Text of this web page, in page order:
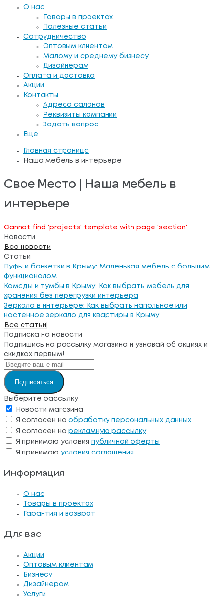
О нас
Товары в проектах
Полезные статьи
Сотрудничество
Оптовым клиентам
Малому и среднему бизнесу
Дизайнерам
Оплата и доставка
Акции
Контакты
Адреса салонов
Реквизиты компании
Задать вопрос
Еще
Главная страница
Наша мебель в интерьере
Свое Место | Наша мебель в
интерьере
Cannot find 'projects' template with page 'section'
Новости
Все новости
Статьи
Пуфы и банкетки в Крыму: Маленькая мебель с большим
функционалом
Комоды и тумбы в Крыму: Как выбрать мебель для
хранения без перегрузки интерьера
Зеркала в интерьере: Как выбрать напольное или
настенное зеркало для квартиры в Крыму
Все статьи
Подписка на новости
Подпишись на рассылку магазина и узнавай об акциях и
скидках первым!
Подписаться
Выберите рассылку
Новости магазина
Я согласен на обработку персональных данных
Я согласен на рекламную рассылку
Я принимаю условия
публичной оферты
Я принимаю условия соглашения
Информация
О нас
Товары в проектах
Гарантия и возврат
Для вас
Акции
Оптовым клиентам
Бизнесу
Дизайнерам
Услуги